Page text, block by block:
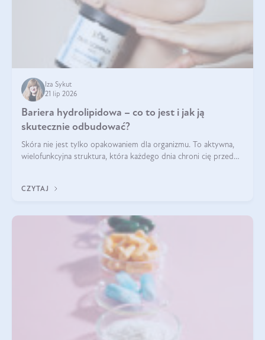
Iza Sykut
21 lip 2026
Bariera hydrolipidowa – co to jest i jak ją
skutecznie odbudować?
Skóra nie jest tylko opakowaniem dla organizmu. To aktywna,
wielofunkcyjna struktura, która każdego dnia chroni cię przed
bariera hydrolipidowa.
CZYTAJ